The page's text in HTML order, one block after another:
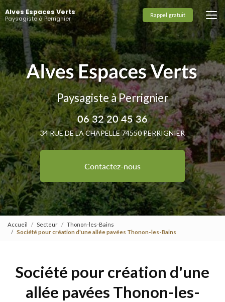
Aller
au
contenu
principal
Alves Espaces Verts
Paysagiste à Perrignier Rappel gratuit
Paysagiste à Perrignier
06 32 20 45 36
34 RUE DE LA CHAPELLE 74550 PERRIGNIER
Contactez-nous
Accueil Secteur
Thonon-les-Bains
Société pour création d'une allée pavées Thonon-les-Bains
Société pour création d'une
allée pavées Thonon-les-